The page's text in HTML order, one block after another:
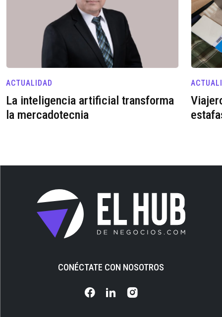
ACTUALIDAD
La inteligencia artificial transforma
la mercadotecnia
CONÉCTATE CON NOSOTROS